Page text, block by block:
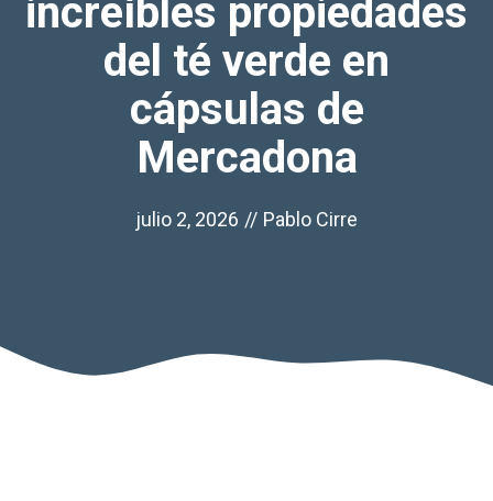
increíbles propiedades
del té verde en
cápsulas de
Mercadona
julio 2, 2026 // Pablo Cirre